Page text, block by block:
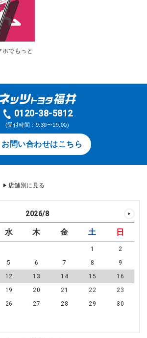
ホでもっと
0120-38-5812
(受付時間：9:30〜19:00)
お問い合わせはこちら
店舗別に見る
2026/8
水 木 金 土 日
1
2
5 6 7 8
9
12 13 14 15
16
19 20 21 22
23
26 27 28 29
30